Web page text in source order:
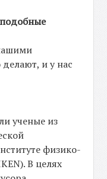
и у нас
ученые из
физико-
В целях